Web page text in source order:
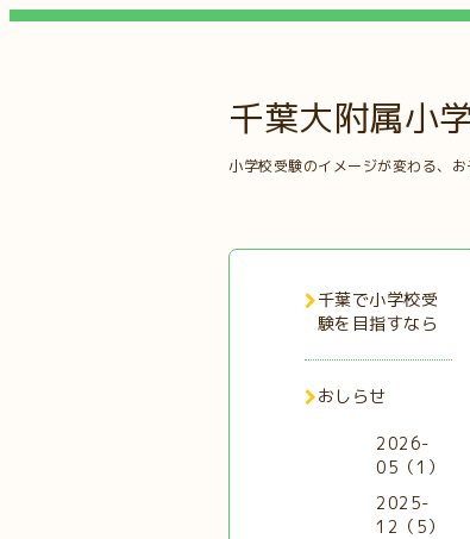
千葉大附属小
小学校受験のイメージが変わる、
千葉で小学校受
験を目指すなら
おしらせ
2026-
05（1）
2025-
12（5）